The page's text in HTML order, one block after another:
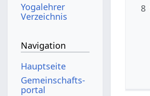
8
Yogalehrer
Verzeichnis
Navigation
Hauptseite
Gemeinschafts­
portal